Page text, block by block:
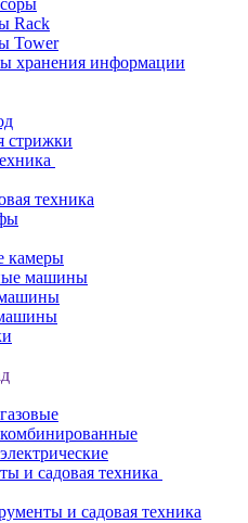
Rack
Tower
хранения информации
стрижки
техника
камеры
машины
и садовая техника
и садовая техника